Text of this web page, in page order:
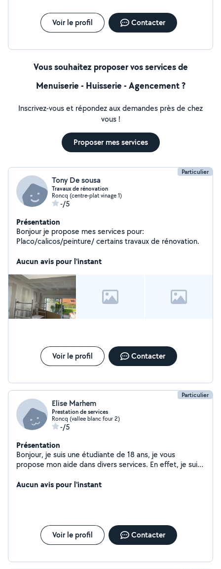
Voir le profil Contacter
Vous souhaitez proposer vos services de
Menuiserie - Huisserie - Agencement ?
Inscrivez-vous et répondez aux demandes près de chez
vous !
Proposer mes services
Particulier
Tony De sousa
Travaux de rénovation
Roncq (centre-plat vinage 1)
-/5
Présentation
Bonjour je propose mes services pour:
Placo/calicos/peinture/ certains travaux de rénovation.
Aucun avis pour l'instant
Voir le profil Contacter
Particulier
Elise Marhem
Prestation de services
Roncq (vallee blanc four 2)
-/5
Présentation
Bonjour, je suis une étudiante de 18 ans, je vous
propose mon aide dans divers services. En effet, je suis
tâches où je suis qualifiée pour aider mes parents à
Aucun avis pour l'instant
Voir le profil Contacter